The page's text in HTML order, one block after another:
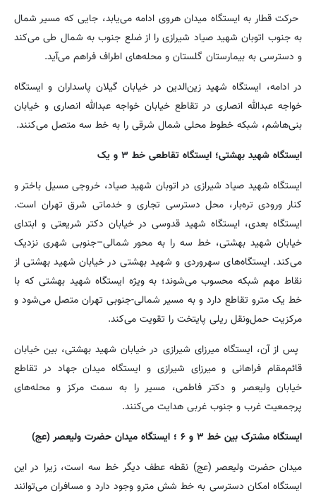
حرکت قطار به ایستگاه میدان هروی ادامه می‌یابد، جایی که مسیر شمال
به جنوب اتوبان شهید صیاد شیرازی را از ضلع جنوب به شمال طی می‌کند
و دسترسی به بیمارستان گلستان و محله‌های اطراف فراهم می‌آید.
در ادامه، ایستگاه شهید زین‌الدین در خیابان گیلان پاسداران و ایستگاه
خواجه عبدالله انصاری در تقاطع خیابان خواجه عبدالله انصاری و خیابان
بنی‌هاشم، شبکه خطوط محلی شمال شرقی را به خط سه متصل می‌کنند.
ایستگاه شهید بهشتی؛ ایستگاه تقاطعی خط ۳ و یک
ایستگاه شهید صیاد شیرازی در اتوبان شهید صیاد، خروجی مسیل باختر و
کنار ورودی تره‌بار، محل دسترسی تجاری و خدماتی شرق تهران است.
ایستگاه بعدی، ایستگاه شهید قدوسی در خیابان دکتر شریعتی و ابتدای
خیابان شهید بهشتی، خط سه را به محور شمالی–جنوبی شهری نزدیک
می‌کند. ایستگاه‌های سهروردی و شهید بهشتی در خیابان شهید بهشتی از
نقاط مهم شبکه محسوب می‌شوند؛ به ویژه ایستگاه شهید بهشتی که با
خط یک مترو تقاطع دارد و به مسیر شمالی-جنوبی تهران متصل می‌شود و
مرکزیت حمل‌ونقل ریلی پایتخت را تقویت می‌کند.
پس از آن، ایستگاه میرزای شیرازی در خیابان شهید بهشتی، بین خیابان
قائم‌مقام فراهانی و میرزای شیرازی و ایستگاه میدان جهاد در تقاطع
خیابان ولیعصر و دکتر فاطمی، مسیر را به سمت مرکز و محله‌های
پرجمعیت غرب و جنوب غربی هدایت می‌کنند.
ایستگاه مشترک بین خط ۳ و ۶ ؛ ایستگاه میدان حضرت ولیعصر (عج)
میدان حضرت ولیعصر (عج) نقطه عطف دیگر خط سه است، زیرا در این
ایستگاه امکان دسترسی به خط شش مترو وجود دارد و مسافران می‌توانند